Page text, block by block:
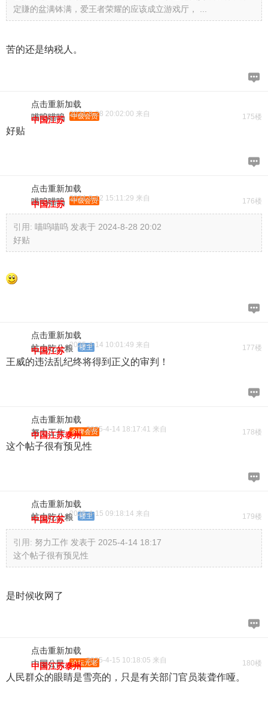
定賺的盆满钵满，爱王者荣耀的应该成立游戏厅， ...
苦的还是纳税人。
点击重新加载
175楼
喵呜喵呜 中级会员
2024-8-28 20:02:00 来自
中国江苏
好贴
点击重新加载
176楼
喵呜喵呜 中级会员
2024-9-12 15:11:29 来自
中国江苏
引用: 喵呜喵呜 发表于 2024-8-28 20:02
好贴
点击重新加载
177楼
蛀虫吃公粮 楼主
2025-4-14 10:01:49 来自
中国江苏
王威的违法乱纪终将得到正义的审判！
点击重新加载
178楼
努力工作 金牌会员2025-4-14 18:17:41 来自
中国江苏泰州
这个帖子很有预见性
点击重新加载
179楼
蛀虫吃公粮 楼主
2025-4-15 09:18:14 来自
中国江苏
引用: 努力工作 发表于 2025-4-14 18:17
这个帖子很有预见性
是时候收网了
点击重新加载
180楼
中国公民 论坛元老2025-4-15 10:18:05 来自
中国江苏泰州
人民群众的眼睛是雪亮的，只是有关部门官员装聋作哑。